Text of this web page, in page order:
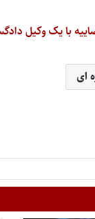
با یک وکیل
ای